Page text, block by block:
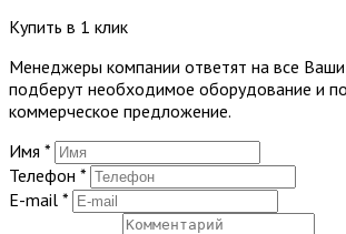
Купить в 1 клик
Менеджеры компании ответят на все
подберут необходимое оборудование и
коммерческое предложение.
Имя *
Телефон *
E-mail *